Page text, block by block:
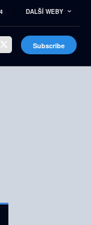
DALŠÍ WEBY
Subscribe